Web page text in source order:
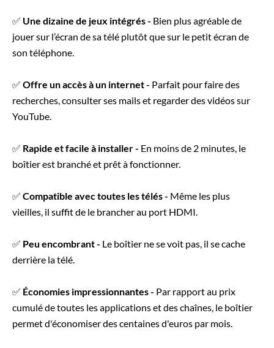
✅ Une dizaine de jeux intégrés - Bien plus agréable de
jouer sur l’écran de sa télé plutôt que sur le petit écran de
son téléphone.
✅ Offre un accès à un internet - Parfait pour faire des
recherches, consulter ses mails et regarder des vidéos sur
YouTube.
✅ Rapide et facile à installer - En moins de 2 minutes, le
boîtier est branché et prêt à fonctionner.
✅ Compatible avec toutes les télés - Même les plus
vieilles, il suffit de le brancher au port HDMI.
✅ Peu encombrant - Le boîtier ne se voit pas, il se cache
derrière la télé.
✅ Économies impressionnantes - Par rapport au prix
cumulé de toutes les applications et des chaînes, le boîtier
permet d'économiser des centaines d'euros par mois.